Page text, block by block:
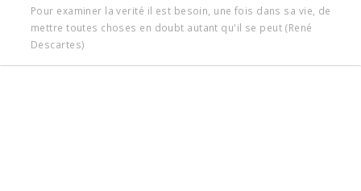
Pour examiner la verité il est besoin, une fois dans sa vie, de
mettre toutes choses en doubt autant qu'il se peut (René
Descartes)